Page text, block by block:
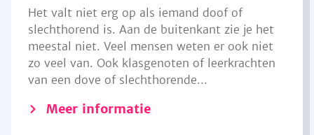
Het valt niet erg op als iemand doof of
slechthorend is. Aan de buitenkant zie je het
meestal niet. Veel mensen weten er ook niet
zo veel van. Ook klasgenoten of leerkrachten
van een dove of slechthorende...
Meer informatie